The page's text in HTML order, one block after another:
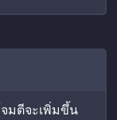
มตีจะเพิ่มขึ้น